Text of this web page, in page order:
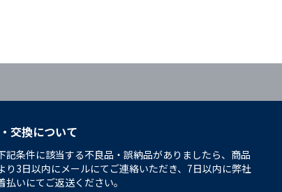
交換について
記条件に該当する不良品・誤納品がありましたら、商品
り3日以内にメールにてご連絡いただき、7日以内に弊社
払いにてご返送ください。